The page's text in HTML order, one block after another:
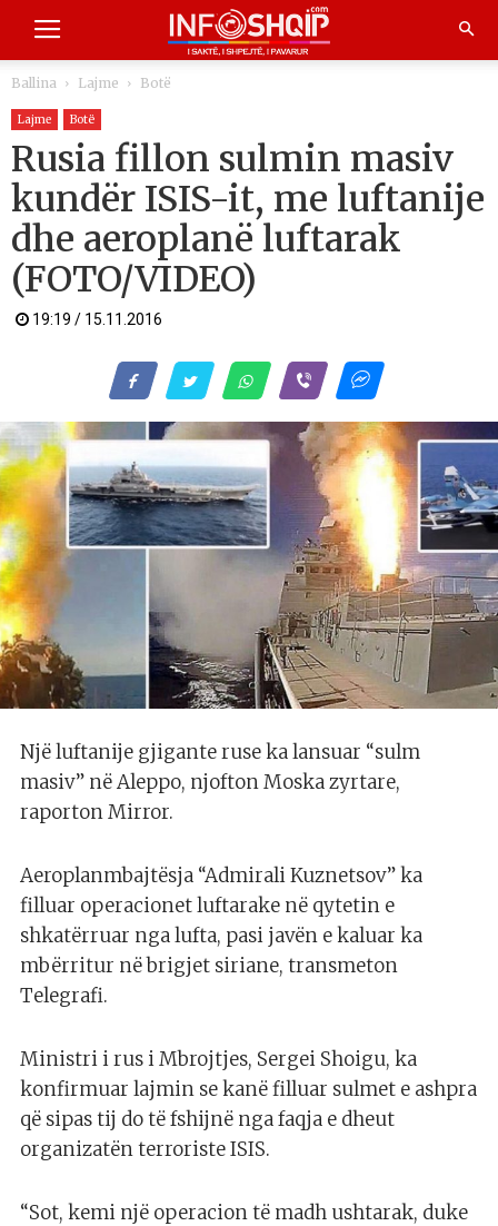
Ballina Lajme Botë
Lajme Botë
Rusia fillon sulmin masiv
kundër ISIS-it, me luftanije
dhe aeroplanë luftarak
(FOTO/VIDEO)
19:19 / 15.11.2016
Një luftanije gjigante ruse ka lansuar “sulm
masiv” në Aleppo, njofton Moska zyrtare,
raporton Mirror.
Aeroplanmbajtësja “Admirali Kuznetsov” ka
filluar operacionet luftarake në qytetin e
shkatërruar nga lufta, pasi javën e kaluar ka
mbërritur në brigjet siriane, transmeton
Telegrafi.
Ministri i rus i Mbrojtjes, Sergei Shoigu, ka
konfirmuar lajmin se kanë filluar sulmet e ashpra
që sipas tij do të fshijnë nga faqja e dheut
organizatën terroriste ISIS.
“Sot, kemi një operacion të madh ushtarak, duke